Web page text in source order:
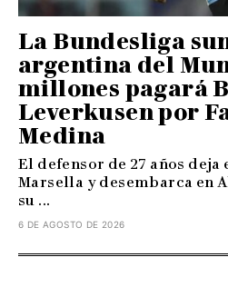
La Bundesliga
argentina del
millones pagará
Leverkusen por
Medina
El defensor de 27 años
Marsella y desembarca en
su ...
6 DE AGOSTO DE 2026